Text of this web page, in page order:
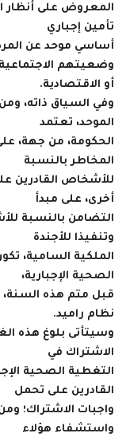
المعروض على أنظار
تأمين إجباري
أساسي موحد عن
وضعيتهم الاجتماعية
أو الاقتصادية.
وفي السياق ذاته،
الموحد، تعتمد
الحكومة، من جهة،
المخاطر بالنسبة
للأشخاص القادرين
أخرى، على مبدأ
التضامن بالنسبة
وتنفيذا للأجندة
الملكية السامية،
الصحية الإجبارية،
قبل متم هذه
نظام راميد.
وسيتأتى بلوغ هذه
الاشتراك في
التغطية الصحية
القادرين على تحمل
واجبات الاشتراك؛
واستشفاء هؤلاء